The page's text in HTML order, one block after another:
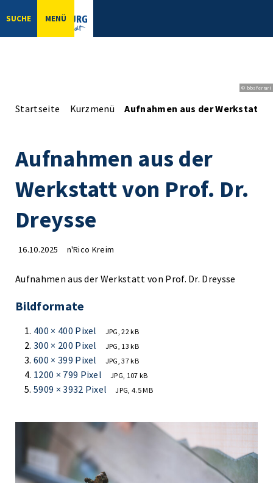
SUCHE MENÜ
© bbsferrari
Startseite Kurzmenü Aufnahmen aus der Werkstatt
Aufnahmen aus der
Werkstatt von Prof. Dr.
Dreysse
16.10.2025 n'Rico Kreim
Aufnahmen aus der Werkstatt von Prof. Dr. Dreysse
Bildformate
400 × 400 Pixel JPG, 22 kB
300 × 200 Pixel JPG, 13 kB
600 × 399 Pixel JPG, 37 kB
1200 × 799 Pixel JPG, 107 kB
5909 × 3932 Pixel JPG, 4.5 MB